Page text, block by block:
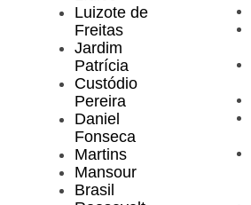
Luizote de
Freitas
Jardim
Patrícia
Custódio
Pereira
Daniel
Fonseca
Martins
Mansour
Brasil